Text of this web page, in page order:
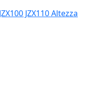
JZX110 Altezza